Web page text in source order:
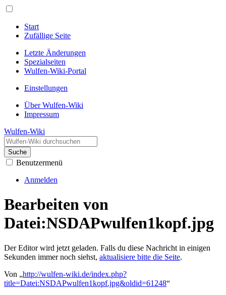
Start
Zufällige Seite
Letzte Änderungen
Spezialseiten
Wulfen-Wiki-Portal
Einstellungen
Über Wulfen-Wiki
Impressum
Wulfen-Wiki
Suche
Benutzermenü
Anmelden
Bearbeiten von
Datei:NSDAPwulfen1kopf.jpg
Der Editor wird jetzt geladen. Falls du diese Nachricht in einigen
Sekunden immer noch siehst, aktualisiere bitte die Seite.
Von „http://wulfen-wiki.de/index.php?
title=Datei:NSDAPwulfen1kopf.jpg&oldid=61248“